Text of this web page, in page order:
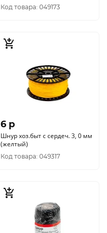
Код товара: 049173
6 p
Шнур хоз.быт с сердеч. 3, 0 мм
(желтый)
Код товара: 049317